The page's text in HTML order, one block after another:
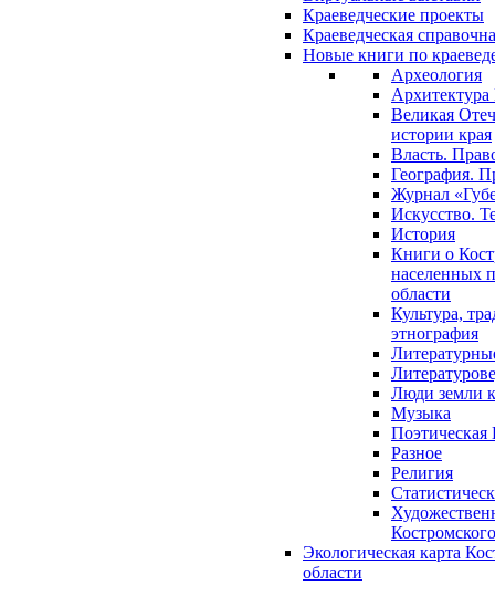
Краеведческие проекты
Краеведческая
Новые книги по
Археология
Архитектура
Великая
истории края
Власть.
География.
Журнал
Искусство.
История
Книги о
населенных
области
Культура,
этнография
Люди земли
Музыка
Поэтическая
Разное
Религия
Экологическая карта
области